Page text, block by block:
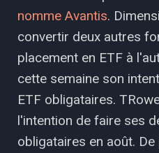
nomme Avantis.
convertir deux autres
placement en ETF à
cette semaine son
ETF obligataires.
l'intention de faire ses
obligataires en août.